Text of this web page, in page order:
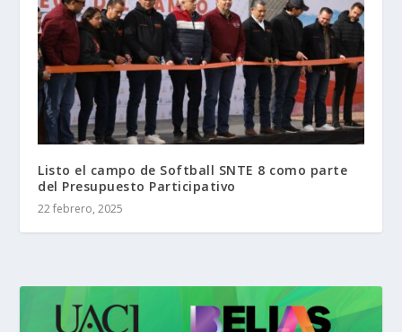
Listo el campo de Softball SNTE 8 como parte
del Presupuesto Participativo
22 febrero, 2025